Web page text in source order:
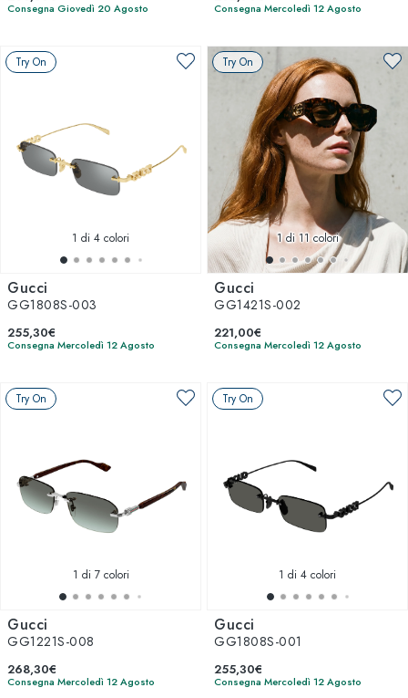
Consegna Giovedì 20 Agosto Consegna Mercoledì 12 Agosto
Try On
1 di 4 colori
Gucci
GG1808S-003
255,30€
Consegna Mercoledì 12 Agosto
Try On
1di 11 colori
Gucci
GG1421S-002
221,00€
Consegna Mercoledì 12 Agosto
Try On
1 di 7 colori
Gucci
GG1221S-008
268,30€
Consegna Mercoledì 12 Agosto
Try On
1 di 4 colori
Gucci
GG1808S-001
255,30€
Consegna Mercoledì 12 Agosto